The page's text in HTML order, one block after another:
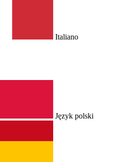
Italiano
Język polski